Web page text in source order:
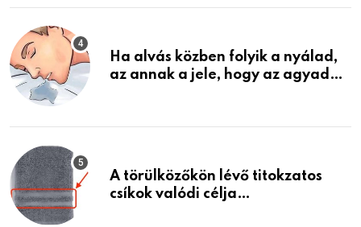
életemet
Ha alvás közben folyik a nyálad,
az annak a jele, hogy az agyad…
A törülközőkön lévő titokzatos
csíkok valódi célja…